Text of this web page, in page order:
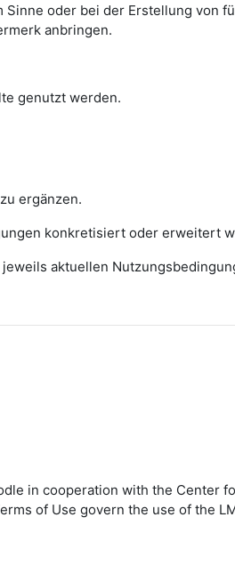
oder bei der Erstellung von
anbringen.
genutzt werden.
ergänzen.
konkretisiert oder erweitert
aktuellen
in cooperation with the Center
of Use govern the use of the